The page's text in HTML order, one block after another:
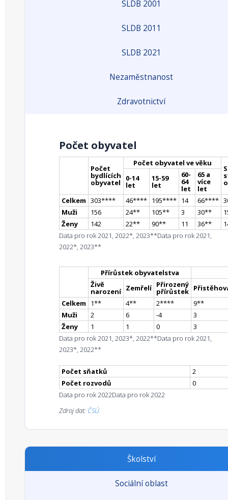
SLDB 2001
SLDB 2011
SLDB 2021
Nezaměstnanost
Zdravotnictví
Počet obyvatel
Počet
bydlících
obyvatel
Počet obyvatel ve věku
0-14
let
15-59
let
60-
64
let
65 a
více
let
Celkem 303**** 46**** 195**** 14 66****
Muži
156 24** 105** 3 30**
Ženy
142 22** 90** 11 36**
Data pro rok 2021, 2022*, 2023**Data pro rok 2021,
2022*, 2023**
Přírůstek obyvatelstva
Živě
narození Zemřelí Přirozený
přírůstek
Celkem
1** 4** 2**** 9**
Muži
2 6 -4
3
Ženy
1 1 0
3
Data pro rok 2021, 2023*, 2022**Data pro rok 2021,
2023*, 2022**
Počet sňatků
2
Počet rozvodů
0
Data pro rok 2022Data pro rok 2022
Zdroj dat: ČSÚ
Školství
Sociální oblast